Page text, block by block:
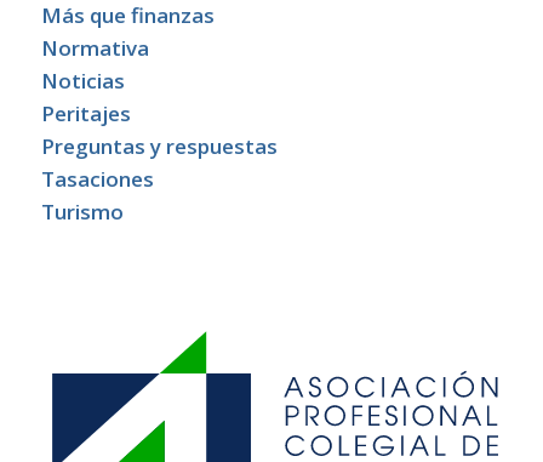
Más que finanzas
Normativa
Noticias
Peritajes
Preguntas y respuestas
Tasaciones
Turismo